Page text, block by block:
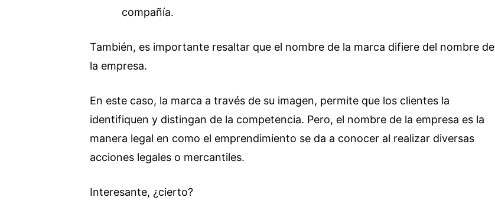
compañía.
También, es importante resaltar que el nombre de la marca difiere del nombre de
la empresa.
En este caso, la marca a través de su imagen, permite que los clientes la
identifiquen y distingan de la competencia. Pero, el nombre de la empresa es la
manera legal en como el emprendimiento se da a conocer al realizar diversas
acciones legales o mercantiles.
Interesante, ¿cierto?